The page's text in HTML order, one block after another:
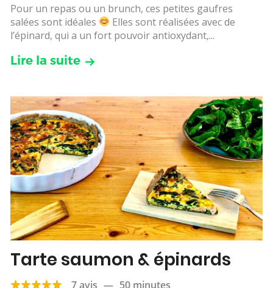
Pour un repas ou un brunch, ces petites gaufres
salées sont idéales
Elles sont réalisées avec de
l’épinard, qui a un fort pouvoir antioxydant,...
Lire la suite
Tarte saumon & épinards
7 avis — 50 minutes